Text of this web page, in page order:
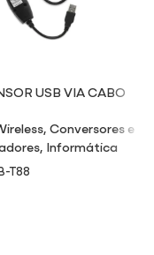
USB VIA CABO
,Conversores e
, Informática
T88